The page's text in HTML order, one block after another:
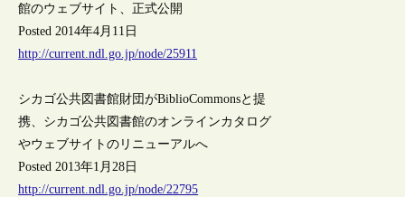
館のウェブサイト、正式公開
Posted 2014年4月11日
http://current.ndl.go.jp/node/25911
シカゴ公共図書館財団がBiblioCommonsと提
携、シカゴ公共図書館のオンラインカタログ
やウェブサイトのリニューアルへ
Posted 2013年1月28日
http://current.ndl.go.jp/node/22795